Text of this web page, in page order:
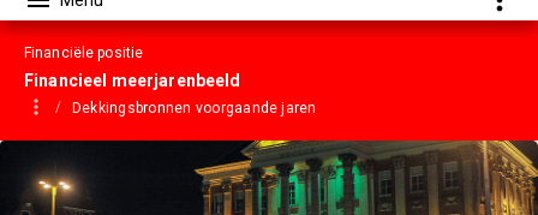
Financiële positie
Financieel meerjarenbeeld
Dekkingsbronnen voorgaande jaren